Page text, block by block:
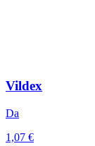
Vildex
Da
1,07 €